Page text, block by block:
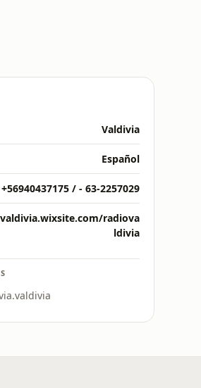
Valdivia
Español
+56940437175 / - 63-2257029
radiova
ldivia